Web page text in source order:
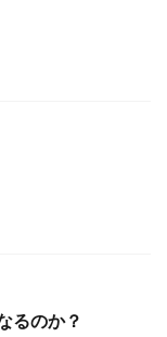
るのか？